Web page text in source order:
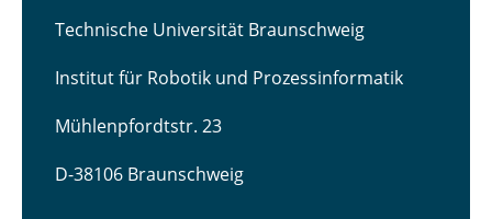
Technische Universität Braunschweig
Institut für Robotik und Prozessinformatik
Mühlenpfordtstr. 23
D-38106 Braunschweig